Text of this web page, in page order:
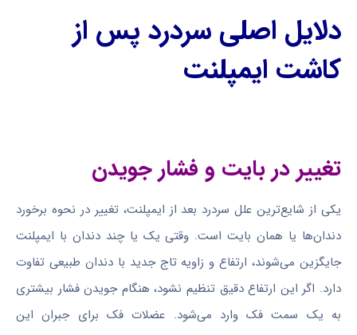
دلایل اصلی سردرد پس از
کاشت ایمپلنت
تغییر در بایت و فشار جویدن
یکی از شایع‌ترین علل سردرد بعد از ایمپلنت، تغییر در نحوه برخورد
دندان‌ها یا همان بایت است. وقتی یک یا چند دندان با ایمپلنت
جایگزین می‌شوند، ارتفاع و زاویه تاج جدید با دندان طبیعی تفاوت
دارد. اگر این ارتفاع دقیق تنظیم نشود، هنگام جویدن فشار بیشتری
به یک سمت فک وارد می‌شود. عضلات فک برای جبران این